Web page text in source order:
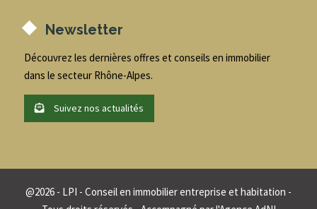
Newsletter
Découvrez les dernières offres et conseils en immobilier
dans le secteur Rhône-Alpes.
Suivez nos actualités
@2026 - LPI - Conseil en immobilier entreprise et habitation -